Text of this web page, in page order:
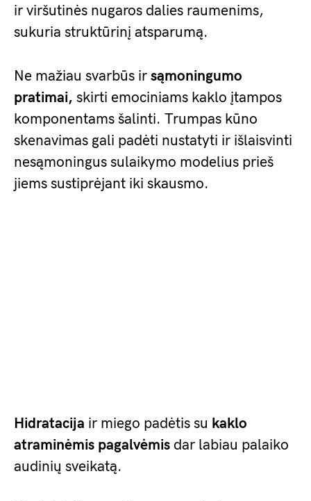
ir viršutinės nugaros dalies raumenims,
sukuria struktūrinį atsparumą.
Ne mažiau svarbūs ir sąmoningumo
pratimai, skirti emociniams kaklo įtampos
komponentams šalinti. Trumpas kūno
skenavimas gali padėti nustatyti ir išlaisvinti
nesąmoningus sulaikymo modelius prieš
jiems sustiprėjant iki skausmo.
Hidratacija ir miego padėtis su kaklo
atraminėmis pagalvėmis dar labiau palaiko
audinių sveikatą.